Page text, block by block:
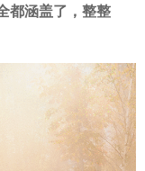
都涵盖了，整整